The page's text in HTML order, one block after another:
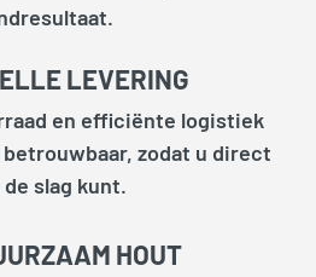
LEVERING
en efficiënte logistiek
zodat u direct
de slag kunt.
HOUT